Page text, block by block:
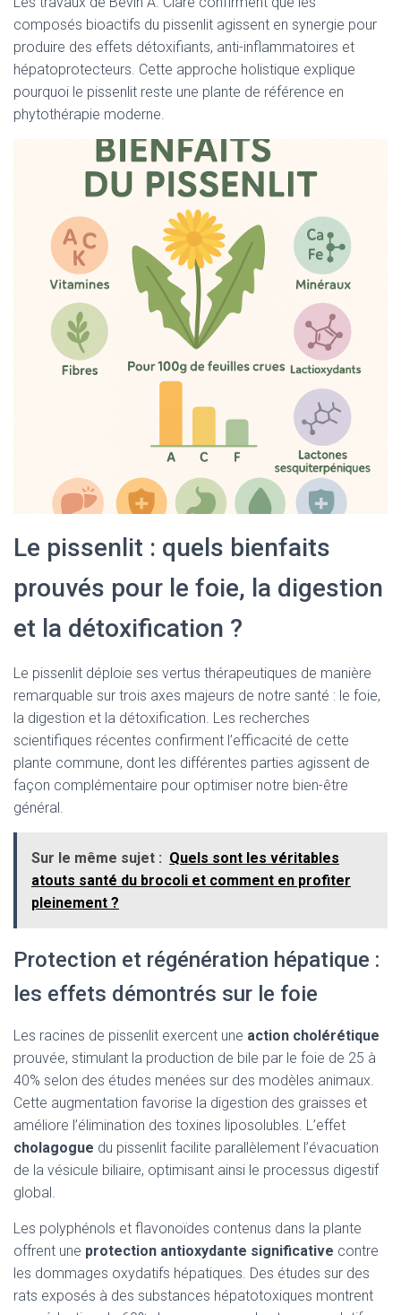
composés bioactifs du pissenlit agissent en synergie pour
produire des effets détoxifiants, anti-inflammatoires et
hépatoprotecteurs. Cette approche holistique explique
pourquoi le pissenlit reste une plante de référence en
phytothérapie moderne.
Le pissenlit : quels bienfaits
prouvés pour le foie, la digestion
et la détoxification ?
Le pissenlit déploie ses vertus thérapeutiques de manière
remarquable sur trois axes majeurs de notre santé : le foie,
la digestion et la détoxification. Les recherches
scientifiques récentes confirment l’efficacité de cette
plante commune, dont les différentes parties agissent de
façon complémentaire pour optimiser notre bien-être
général.
Sur le même sujet : Quels sont les véritables
atouts santé du brocoli et comment en profiter
pleinement ?
Protection et régénération hépatique :
les effets démontrés sur le foie
Les racines de pissenlit exercent une action cholérétique
prouvée, stimulant la production de bile par le foie de 25 à
40% selon des études menées sur des modèles animaux.
Cette augmentation favorise la digestion des graisses et
améliore l’élimination des toxines liposolubles. L’effet
cholagogue du pissenlit facilite parallèlement l’évacuation
de la vésicule biliaire, optimisant ainsi le processus digestif
global.
Les polyphénols et flavonoïdes contenus dans la plante
offrent une protection antioxydante significative contre
les dommages oxydatifs hépatiques. Des études sur des
rats exposés à des substances hépatotoxiques montrent